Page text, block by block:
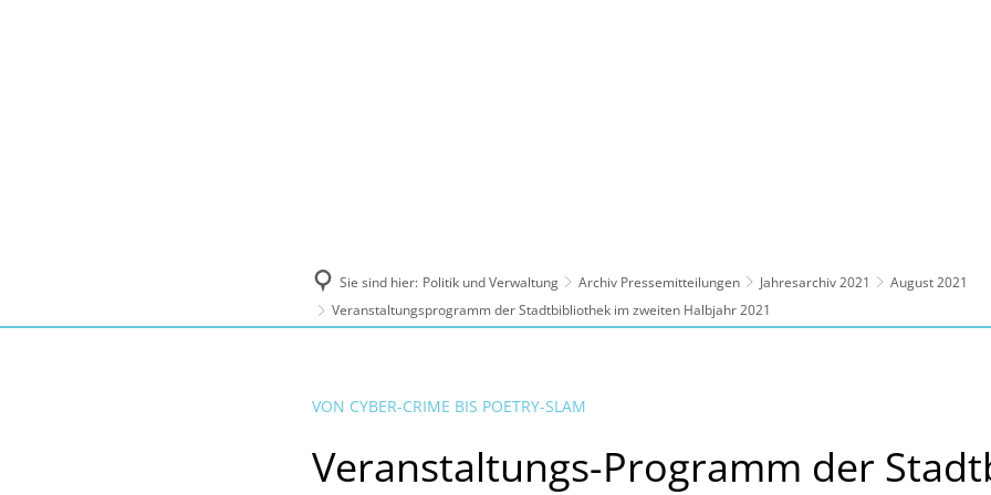
Sie sind hier: Politik und Verwaltung Archiv Pressemitteilungen Jahresarchiv 2021
August 2021
Veranstaltungsprogramm der Stadtbibliothek im zweiten Halbjahr 2021
VON CYBER-CRIME BIS POETRY-SLAM
Veranstaltungs-Programm der